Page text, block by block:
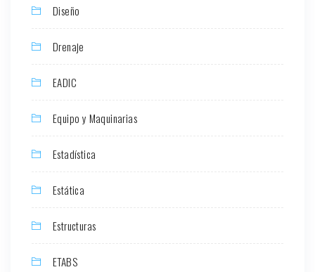
Diseño
Drenaje
EADIC
Equipo y Maquinarias
Estadística
Estática
Estructuras
ETABS